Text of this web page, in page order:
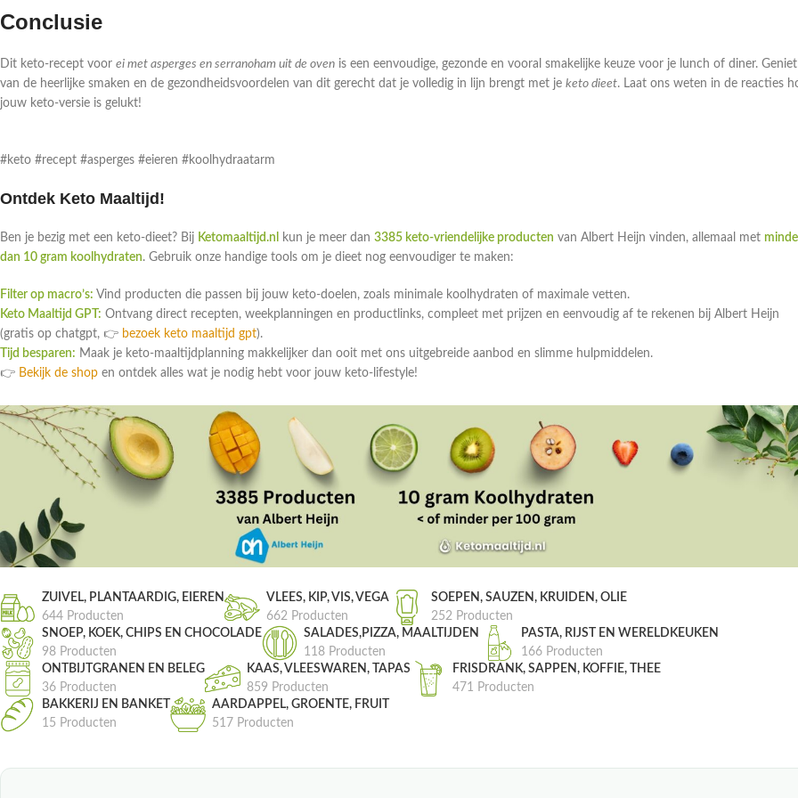
Conclusie
Dit keto-recept voor ei met asperges en serranoham uit de oven is een eenvoudige, gezonde en vooral smakelijke keuze voor je lunch of diner. Geniet
van de heerlijke smaken en de gezondheidsvoordelen van dit gerecht dat je volledig in lijn brengt met je keto dieet. Laat ons weten in de reacties
jouw keto-versie is gelukt!
#keto #recept #asperges #eieren #koolhydraatarm
Ontdek Keto Maaltijd!
Ben je bezig met een keto-dieet? Bij Ketomaaltijd.nl kun je meer dan 3385 keto-vriendelijke producten van Albert Heijn vinden, allemaal met
dan 10 gram koolhydraten. Gebruik onze handige tools om je dieet nog eenvoudiger te maken:
Filter op macro’s: Vind producten die passen bij jouw keto-doelen, zoals minimale koolhydraten of maximale vetten.
Keto Maaltijd GPT: Ontvang direct recepten, weekplanningen en productlinks, compleet met prijzen en eenvoudig af te rekenen bij Albert Heijn
(gratis op chatgpt, 👉 bezoek keto maaltijd gpt).
Tijd besparen: Maak je keto-maaltijdplanning makkelijker dan ooit met ons uitgebreide aanbod en slimme hulpmiddelen.
👉 Bekijk de shop en ontdek alles wat je nodig hebt voor jouw keto-lifestyle!
ZUIVEL, PLANTAARDIG, EIEREN
644 Producten
VLEES, KIP, VIS, VEGA
662 Producten
SOEPEN, SAUZEN, KRUIDEN, OLIE
252 Producten
SNOEP, KOEK, CHIPS EN CHOCOLADE
98 Producten
SALADES,PIZZA, MAALTIJDEN
118 Producten
PASTA, RIJST EN WERELDKEUKEN
166 Producten
ONTBIJTGRANEN EN BELEG
36 Producten
KAAS, VLEESWAREN, TAPAS
859 Producten
FRISDRANK, SAPPEN, KOFFIE, THEE
471 Producten
BAKKERIJ EN BANKET
15 Producten
AARDAPPEL, GROENTE, FRUIT
517 Producten